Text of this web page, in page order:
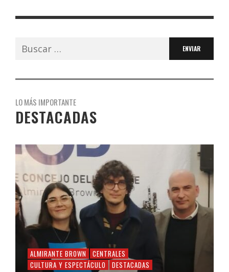
Buscar:
LO MÁS IMPORTANTE
DESTACADAS
ALMIRANTE BROWN
CENTRALES
CULTURA Y ESPECTÁCULO
DESTACADAS